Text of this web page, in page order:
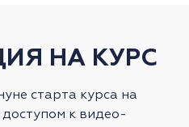
НА КУРС
старта курса на
к видео-